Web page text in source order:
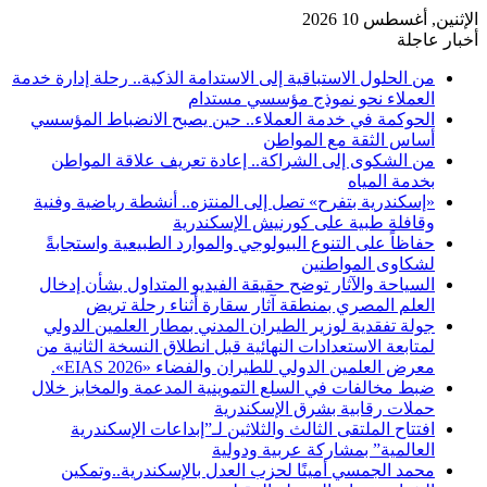
الإثنين, أغسطس 10 2026
أخبار عاجلة
من الحلول الاستباقية إلى الاستدامة الذكية.. رحلة إدارة خدمة
العملاء نحو نموذج مؤسسي مستدام
الحوكمة في خدمة العملاء.. حين يصبح الانضباط المؤسسي
أساس الثقة مع المواطن
من الشكوى إلى الشراكة.. إعادة تعريف علاقة المواطن
بخدمة المياه
«إسكندرية بتفرح» تصل إلى المنتزه.. أنشطة رياضية وفنية
وقافلة طبية على كورنيش الإسكندرية
حفاظاً على التنوع البيولوجي والموارد الطبيعية واستجابةً
لشكاوى المواطنين
السياحة والآثار توضح حقيقة الفيديو المتداول بشأن إدخال
العلم المصري بمنطقة آثار سقارة أثناء رحلة تريض
جولة تفقدية لوزير الطيران المدني بمطار العلمين الدولي
لمتابعة الاستعدادات النهائية قبل انطلاق النسخة الثانية من
معرض العلمين الدولي للطيران والفضاء «EIAS 2026».
ضبط مخالفات في السلع التموينية المدعمة والمخابز خلال
حملات رقابية بشرق الإسكندرية
افتتاح الملتقى الثالث والثلاثين لـ”إبداعات الإسكندرية
العالمية” بمشاركة عربية ودولية
محمد الجمسي أمينًا لحزب العدل بالإسكندرية..وتمكين